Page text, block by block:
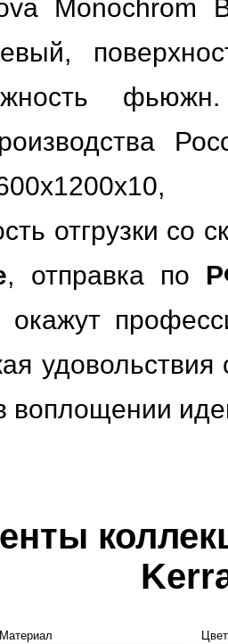
Monochrom
отгрузки со
, отправка по
окажут
воплощении
Материал Цвет